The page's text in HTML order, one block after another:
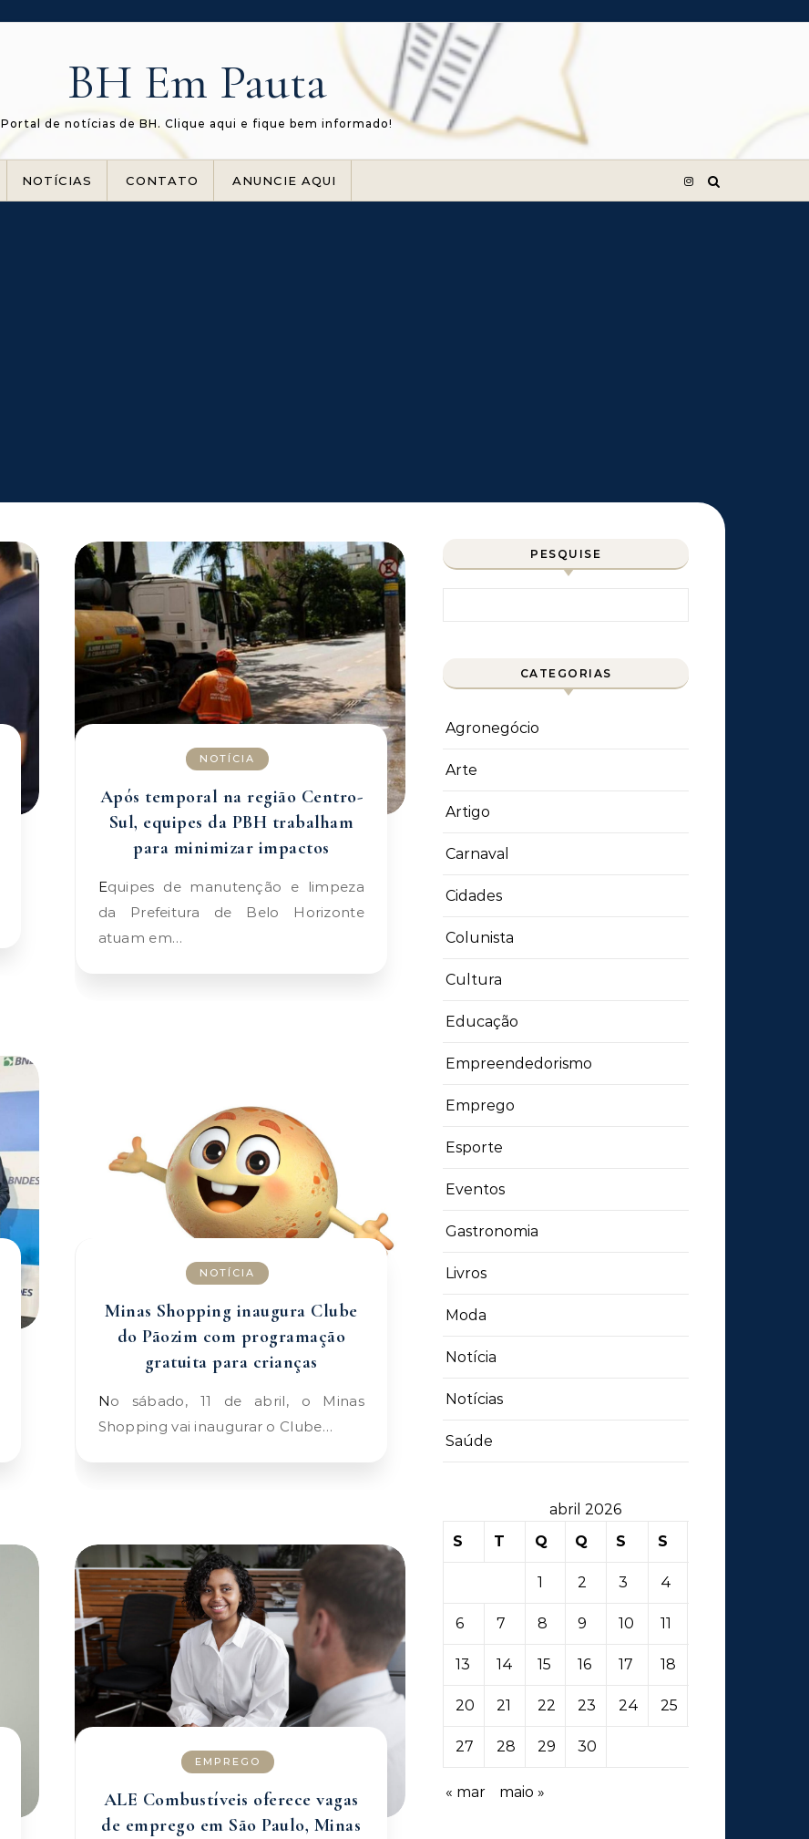
BH Em Pauta
Portal de notícias de BH. Clique aqui e fique bem informado!
NOTÍCIAS CONTATO ANUNCIE AQUI
NOTÍCIA
Após temporal na região Centro-
Sul, equipes da PBH trabalham
para minimizar impactos
Equipes de manutenção e limpeza
da Prefeitura de Belo Horizonte
atuam em…
NOTÍCIA
Minas Shopping inaugura Clube
do Pãozim com programação
gratuita para crianças
No sábado, 11 de abril, o Minas
Shopping vai inaugurar o Clube…
EMPREGO
ALE Combustíveis oferece vagas
de emprego em São Paulo, Minas
PESQUISE
CATEGORIAS
Agronegócio
Arte
Artigo
Carnaval
Cidades
Colunista
Cultura
Educação
Empreendedorismo
Emprego
Esporte
Eventos
Gastronomia
Livros
Moda
Notícia
Notícias
Saúde
abril 2026
S
T Q Q S S
1 2 3 4
6 7 8 9 10 11
13 14 15 16 17 18
20 21 22 23 24 25
27 28 29 30
« mar maio »